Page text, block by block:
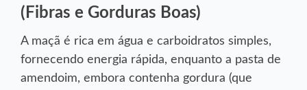
(Fibras e Gorduras Boas)
A maçã é rica em água e carboidratos simples,
fornecendo energia rápida, enquanto a pasta de
amendoim, embora contenha gordura (que